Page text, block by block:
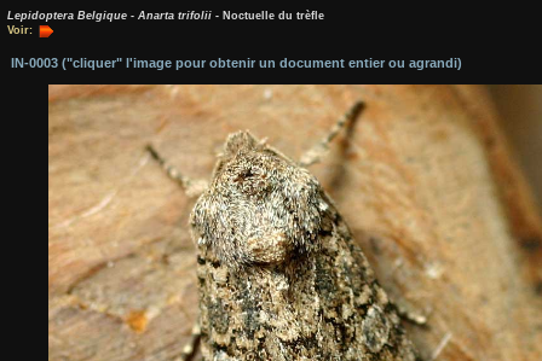
Lepidoptera Belgique - Anarta trifolii - Noctuelle du trèfle
Voir:
IN-0003 ("cliquer" l'image pour obtenir un document entier ou agrandi)